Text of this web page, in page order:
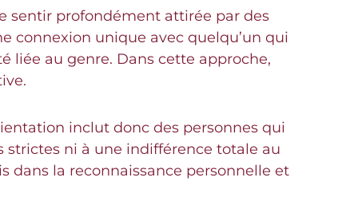
sentir profondément attirée par des
connexion unique avec quelqu’un qui
liée au genre. Dans cette approche,
inclut donc des personnes qui
strictes ni à une indifférence totale au
dans la reconnaissance personnelle et